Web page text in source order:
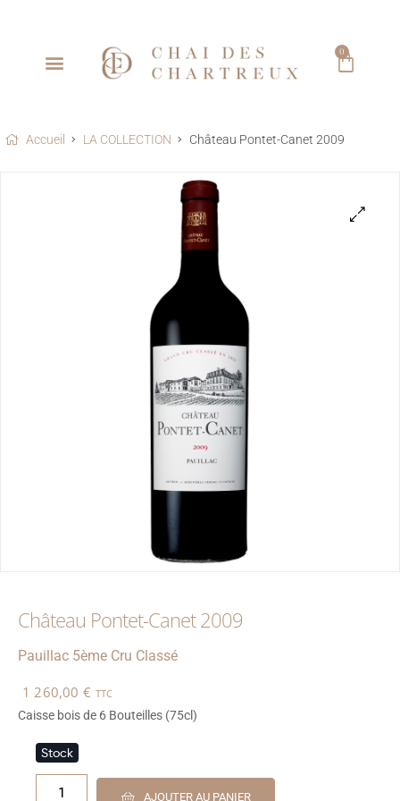
0
Accueil LA COLLECTION Château Pontet-Canet 2009
Château Pontet-Canet 2009
Pauillac 5ème Cru Classé
1 260,00 € TTC
Caisse bois de 6 Bouteilles (75cl)
Stock
1 AJOUTER AU PANIER